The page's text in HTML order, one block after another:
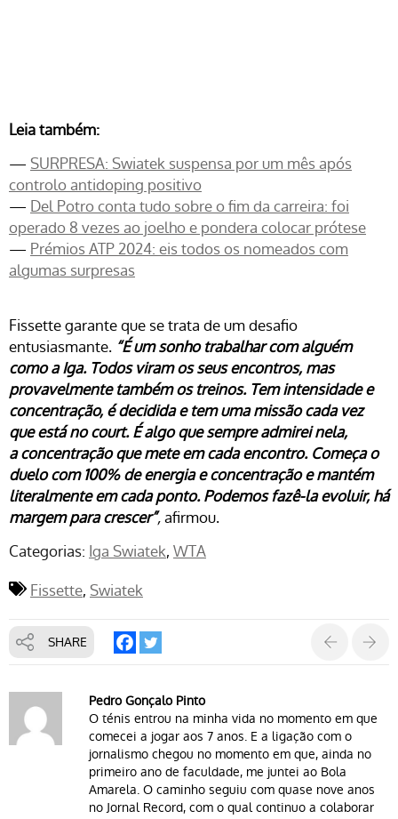
Leia também:
— SURPRESA: Swiatek suspensa por um mês após
controlo antidoping positivo
— Del Potro conta tudo sobre o fim da carreira: foi
operado 8 vezes ao joelho e pondera colocar prótese
— Prémios ATP 2024: eis todos os nomeados com
algumas surpresas
Fissette garante que se trata de um desafio
entusiasmante. “É um sonho trabalhar com alguém
como a Iga. Todos viram os seus encontros, mas
provavelmente também os treinos. Tem intensidade e
concentração, é decidida e tem uma missão cada vez
que está no court. É algo que sempre admirei nela,
a concentração que mete em cada encontro. Começa o
duelo com 100% de energia e concentração e mantém
literalmente em cada ponto. Podemos fazê-la evoluir, há
margem paracrescer”,afirmou.
Categorias: Iga Swiatek WTA
Fissette Swiatek
SHARE
Pedro Gonçalo Pinto
O ténis entrou na minha vida no momento em que
comecei a jogar aos 7 anos. E a ligação com o
jornalismo chegou no momento em que, ainda no
primeiro ano de faculdade, me juntei ao Bola
Amarela. O caminho seguiu com quase nove anos
no Jornal Record, com o qual continuo a colaborar